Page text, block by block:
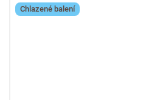
Chlazené balení